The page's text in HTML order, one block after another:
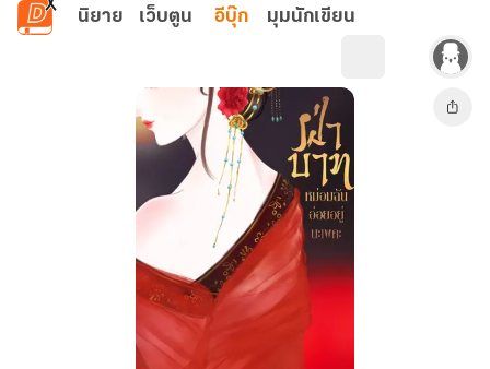
ข้ามไปยังเนื้อหาหลัก
นิยาย เว็บตูน อีบุ๊ก มุมนักเขียน